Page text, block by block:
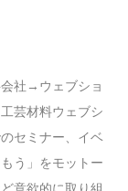
社→ウェブショ
芸材料ウェブシ
セミナー、イベ
う」をモットー
意欲的に取り組